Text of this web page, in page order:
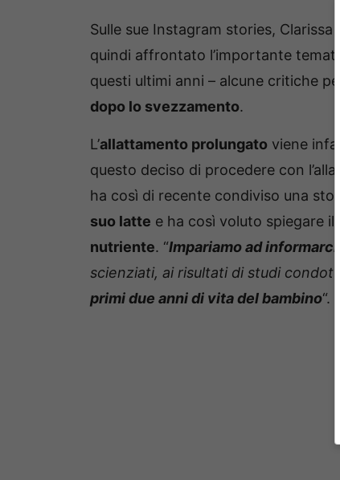
Sulle sue Instagram stories,
quindi affrontato l’importante
questi ultimi anni – alcune critiche
dopo lo svezzamento.
L’allattamento prolungato viene
questo deciso di procedere con
ha così di recente condiviso una
suo latte e ha così voluto spiegare
nutriente. “Impariamo ad
scienziati, ai risultati di studi
primi due anni di vita del bambino“.